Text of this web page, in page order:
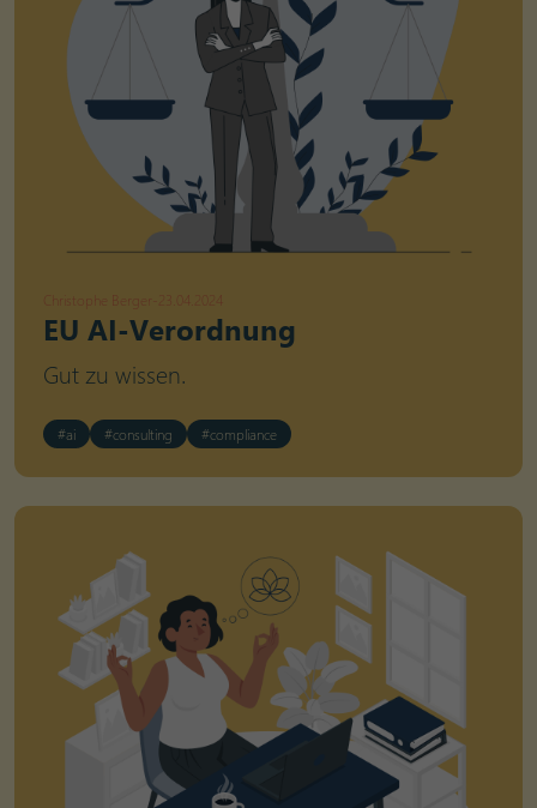
Christophe Berger 23.04.2024
EU AI-Verordnung
Gut zu wissen.
#ai #consulting #compliance